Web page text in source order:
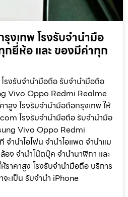
งเทพ โรงรับจำนำมือ
ยี่ห้อ และ ของมีค่าทุก
รงรับจำนำมือถือ รับจำนำมือถือ
Vivo Oppo Redmi Realme
สูง โรงรับจำนำมือถือกรุงเทพ ให้
โรงรับจำนำมือถือ รับจำนำมือ
Vivo Oppo Redmi
ำนำไอโฟน จำนำไอแพด จำนำแม
ง จำนำโน๊ตบุ๊ค จำนำนาฬิกา และ
ราคาสูง โรงรับจำนำมือถือ บริการ
ะเป็น รับจำนำ iPhone